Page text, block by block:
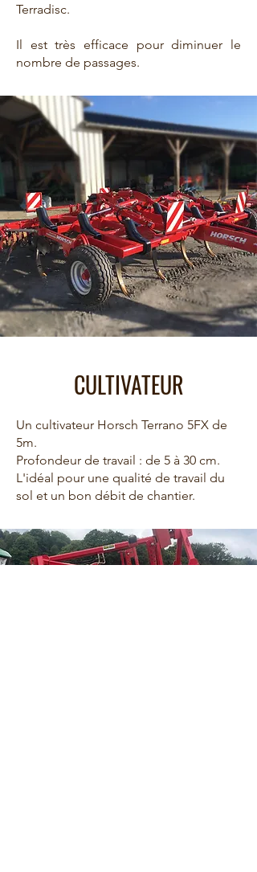
Terradisc.
Il est très efficace pour diminuer le
nombre de passages.
CULTIVATEUR
Un cultivateur Horsch Terrano 5FX de
5m.
Profondeur de travail : de 5 à 30 cm.
L'idéal pour une qualité de travail du
sol et un bon débit de chantier.